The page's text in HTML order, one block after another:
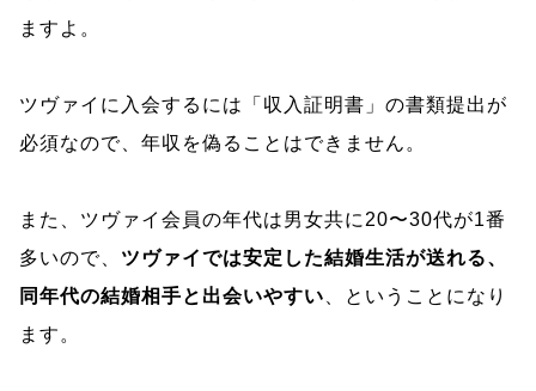
ますよ。
ツヴァイに入会するには「収入証明書」の書類提出が
必須なので、年収を偽ることはできません。
また、ツヴァイ会員の年代は男女共に20〜30代が1番
多いので、 ツヴァイでは安定した結婚生活が送れる、
同年代の結婚相手と出会いやすい、ということになり
ます。